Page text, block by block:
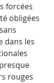
forcées
obligées
dans les
rouges